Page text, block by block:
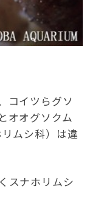
コイツらグソ
オオグソクム
ムシ科）は違
スナホリムシ